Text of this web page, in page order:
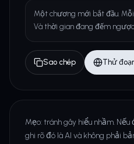
Một chương mới bắt đầu.
Và thời gian đang đếm
Sao chép Thử
Mẹo: tránh gây hiểu nhầm.
ghi rõ đó là AI và không phải